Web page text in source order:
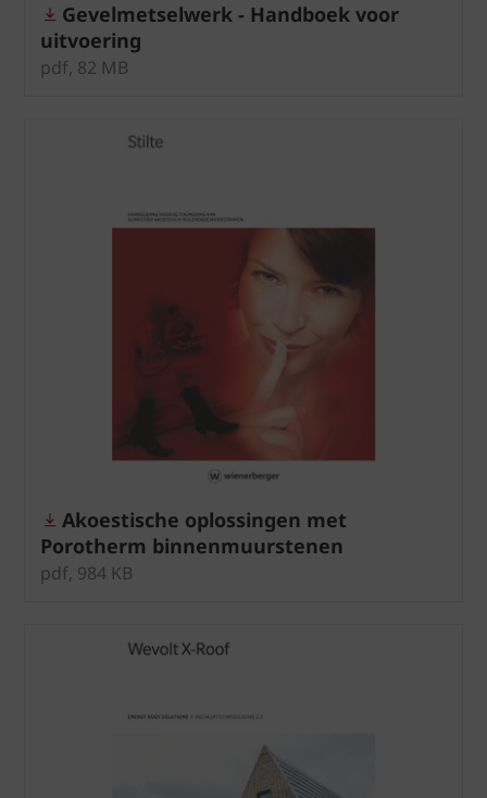
Gevelmetselwerk - Handboek voor
uitvoering
pdf, 82 MB
Akoestische oplossingen met
Porotherm binnenmuurstenen
pdf, 984 KB